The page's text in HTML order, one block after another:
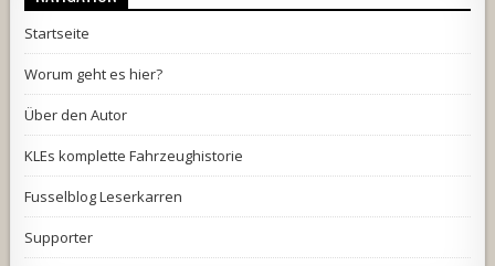
Startseite
Worum geht es hier?
Über den Autor
KLEs komplette Fahrzeughistorie
Fusselblog Leserkarren
Supporter